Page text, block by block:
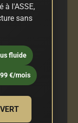
à l'ASSE,
sans
fluide
€/mois